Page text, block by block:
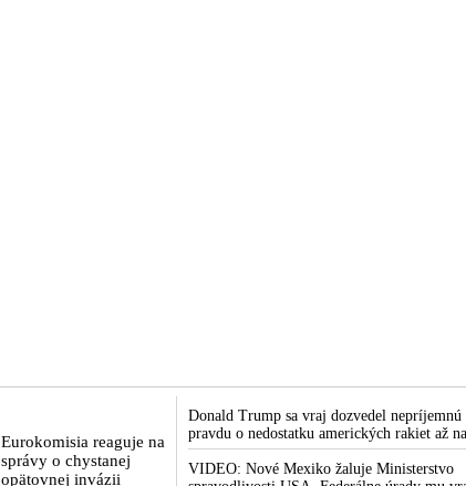
Eurokomisia reaguje na
správy o chystanej
opätovnej invázii
Donald Trump sa vraj dozvedel nepríjemnú
pravdu o nedostatku amerických rakiet až
rokovaní svojej vlády v prezidentskom sídle
Camp David v Marylande, a preto musel
VIDEO: Nové Mexiko žaluje Ministerstvo